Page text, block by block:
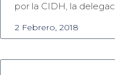
por la CIDH, la
2 Febrero, 2018